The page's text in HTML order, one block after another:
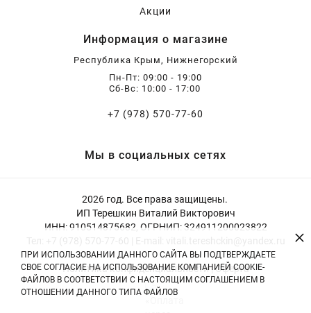
Акции
Информация о магазине
Республика Крым, Нижнегорский
Пн-Пт: 09:00 - 19:00
Сб-Вс: 10:00 - 17:00
+7 (978) 570-77-60
Мы в социальных сетях
2026 год. Все права защищены.
ИП Терешкин Виталий Викторович
ИНН: 910514875682, ОГРНИП: 324911200023822
Политика конфиденциальности|Оферта
ПРИ ИСПОЛЬЗОВАНИИ ДАННОГО САЙТА ВЫ ПОДТВЕРЖДАЕТЕ
СВОЕ СОГЛАСИЕ НА ИСПОЛЬЗОВАНИЕ КОМПАНИЕЙ COOKIE-
ФАЙЛОВ В СООТВЕТСТВИИ С НАСТОЯЩИМ СОГЛАШЕНИЕМ В
ОТНОШЕНИИ ДАННОГО ТИПА ФАЙЛОВ
×